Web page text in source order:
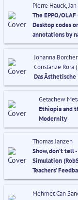
Pierre Hauck,
The EPPO/
Desktop codes
annotations by
Johanna
Constanze Rora
Das
Getachew
Ethiopia and
Modernity
Thomas Janzen
Show, don’t tell
Simulation
Teachers’
Mehmet Can